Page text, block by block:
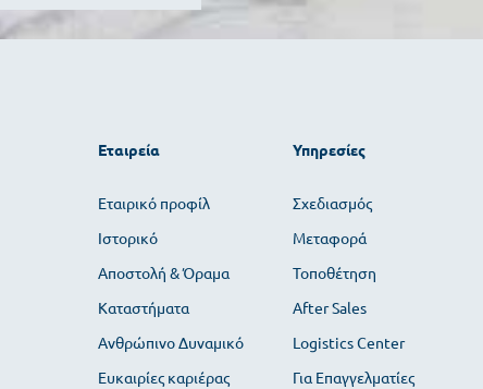
Εταιρεία
Εταιρικό προφίλ
Ιστορικό
Αποστολή & Όραμα
Καταστήματα
Ανθρώπινο Δυναμικό
Ευκαιρίες καριέρας
Υπηρεσίες
Σχεδιασμός
Μεταφορά
Τοποθέτηση
After Sales
Logistics Center
Για Επαγγελματίες